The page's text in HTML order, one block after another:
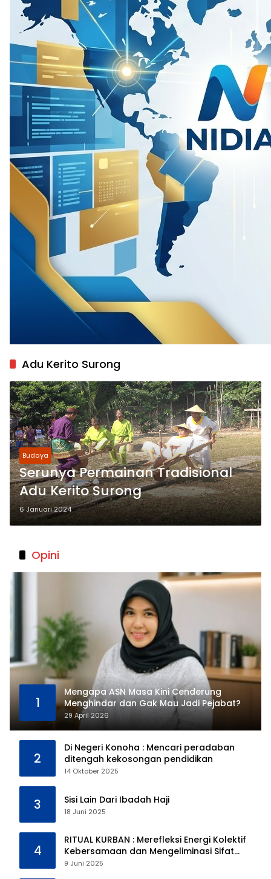
Adu Kerito Surong
Budaya
Serunya Permainan Tradisional
Adu Kerito Surong
6 Januari 2024
Opini
1
Mengapa ASN Masa Kini Cenderung
Menghindar dan Gak Mau Jadi Pejabat?
29 April 2026
2
Di Negeri Konoha : Mencari peradaban
ditengah kekosongan pendidikan
14 Oktober 2025
3 Sisi Lain Dari Ibadah Haji
18 Juni 2025
4
RITUAL KURBAN : Merefleksi Energi Kolektif
Kebersamaan dan Mengeliminasi Sifat
Kebinatangan Manusia
9 Juni 2025